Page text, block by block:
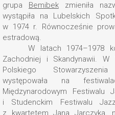
grupa Bemibekzmieniła
wystąpiła na Lubelskich
w 1974 r. Równocześnie
estradową.
W latach 1974–1978
Zachodniej i Skandynawii. W
Polskiego
występowała na
Międzynarodowym Festiwalu
i Studenckim Festiwalu
z kwartetemJana Jarczyka,